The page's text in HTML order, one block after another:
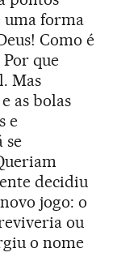
uma forma
Como é
que
Mas
as bolas
e
se
decidiu
jogo: o
ou
o nome